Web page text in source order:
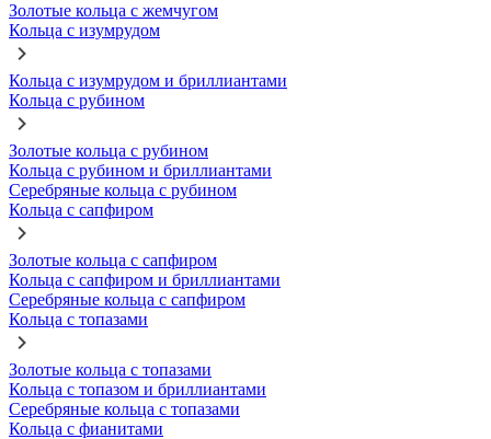
Золотые кольца с жемчугом
Кольца с изумрудом
Кольца с изумрудом и бриллиантами
Кольца с рубином
Золотые кольца с рубином
Кольца с рубином и бриллиантами
Серебряные кольца с рубином
Кольца с сапфиром
Золотые кольца с сапфиром
Кольца с сапфиром и бриллиантами
Серебряные кольца с сапфиром
Кольца с топазами
Золотые кольца с топазами
Кольца с топазом и бриллиантами
Серебряные кольца с топазами
Кольца с фианитами